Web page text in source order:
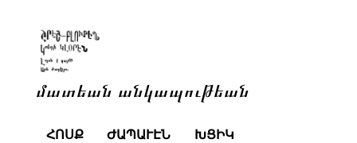
մատեան անկապութեան
ՀՈՍՔ ԺԱՊԱՒԷՆ ԽՑԻԿ